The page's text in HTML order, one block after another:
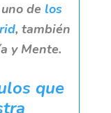
de los
, también
y Mente.
que